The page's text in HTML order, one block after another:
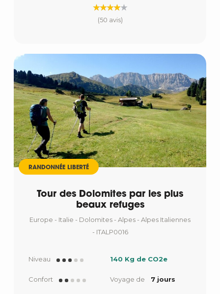
(50 avis)
RANDONNÉE LIBERTÉ
Tour des Dolomites par les plus
beaux refuges
Europe - Italie - Dolomites - Alpes - Alpes Italiennes
- ITALP0016
Niveau 140 Kg de CO2e
Confort Voyage de 7 jours